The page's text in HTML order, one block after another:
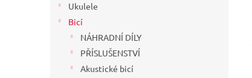
Ukulele
Bicí
NÁHRADNÍ DÍLY
PŘÍSLUŠENSTVÍ
Akustické bicí